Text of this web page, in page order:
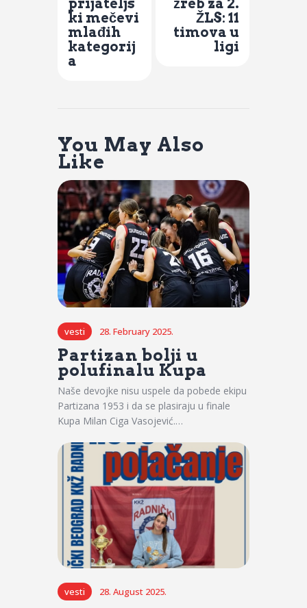
prijateljs
ki mečevi
mlađih
kategorij
a
žreb za 2.
ŽLS: 11
timova u
ligi
You May Also
Like
vesti 28. February 2025.
Partizan bolji u
polufinalu Kupa
Naše devojke nisu uspele da pobede ekipu
Partizana 1953 i da se plasiraju u finale
Kupa Milan Ciga Vasojević.…
vesti 28. August 2025.